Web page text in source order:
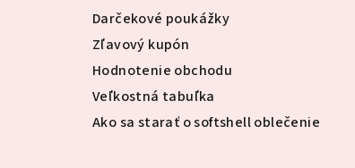
Darčekové poukážky
Zľavový kupón
Hodnotenie obchodu
Veľkostná tabuľka
Ako sa starať o softshell oblečenie